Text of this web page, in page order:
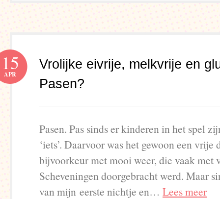
Vrolijke eivrije, melkvrije en
Pasen?
15
APR
Pasen. Pas sinds er kinderen in het spel
‘iets’. Daarvoor was het gewoon een vrije
bijvoorkeur met mooi weer, die vaak met
Scheveningen doorgebracht werd. Maar
van mijn eerste nichtje en… Lees meer